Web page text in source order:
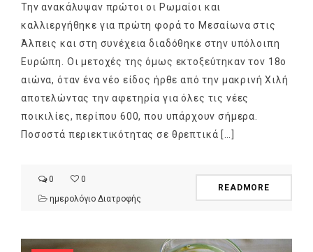
Την ανακάλυψαν πρώτοι οι Ρωμαίοι και
καλλιεργήθηκε για πρώτη φορά το Μεσαίωνα στις
Άλπεις και στη συνέχεια διαδόθηκε στην υπόλοιπη
Ευρώπη. Οι μετοχές της όμως εκτοξεύτηκαν τον 18ο
αιώνα, όταν ένα νέο είδος ήρθε από την μακρινή Χιλή
αποτελώντας την αφετηρία για όλες τις νέες
ποικιλίες, περίπου 600, που υπάρχουν σήμερα.
Ποσοστά περιεκτικότητας σε θρεπτικά […]
0
0
ημερολόγιο Διατροφής
READMORE